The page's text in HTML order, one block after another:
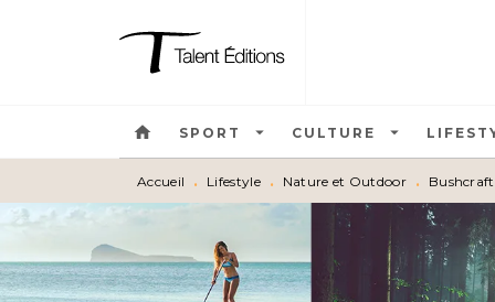
MENU
home SPORT arrow_drop_down CULTURE arrow_drop_down
Accueil • Lifestyle • Nature et Outdoor •